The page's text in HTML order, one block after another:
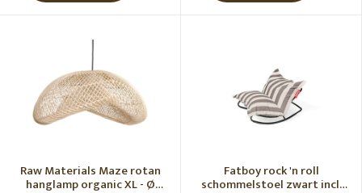
Raw Materials Maze rotan
hanglamp organic XL - Ø
Fatboy rock 'n roll
schommelstoel zwart incl.